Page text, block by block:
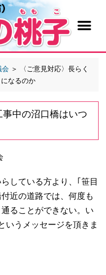
会 ＞
〈ご意見対応〉長らく
なるのか
事中の沼口橋はいつ
している方より、｢笹目
近の道路では、何度も
ることができない。い
いうメッセージを頂きま